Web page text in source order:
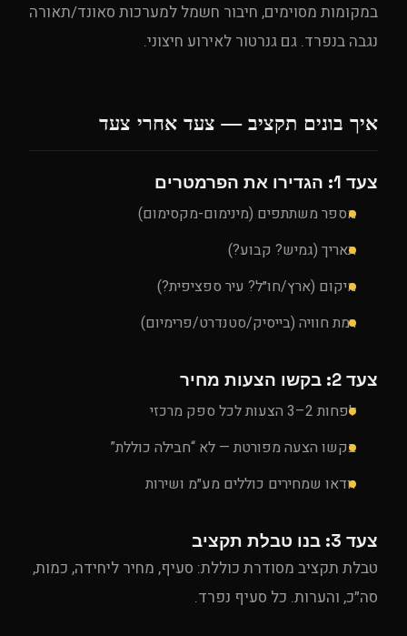
במקומות מסוימים, חיבור חשמל למערכות סאונד/תאורה
נגבה בנפרד. גם גנרטור לאירוע חיצוני.
איך בונים תקציב — צעד אחרי צעד
צעד 1: הגדירו את הפרמטרים
מספר משתתפים (מינימום-מקסימום)
תאריך (גמיש? קבוע?)
מיקום (ארץ/חו״ל? עיר ספציפית?)
רמת חוויה (בייסיק/סטנדרט/פרימיום)
צעד 2: בקשו הצעות מחיר
לפחות 2–3 הצעות לכל ספק מרכזי
בקשו הצעה מפורטת — לא “חבילה כוללת”
וודאו שמחירים כוללים מע״מ ושירות
צעד 3: בנו טבלת תקציב
טבלת תקציב מסודרת כוללת: סעיף, מחיר ליחידה, כמות,
סה״כ, והערות. כל סעיף נפרד.